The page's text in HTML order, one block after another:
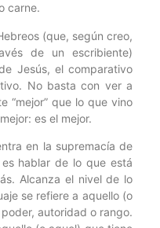
carne.
(que, según creo,
de un escribiente)
Jesús, el comparativo
No basta con ver a
“mejor” que lo que vino
es el mejor.
en la supremacía de
es hablar de lo que está
Alcanza el nivel de lo
se refiere a aquello (o
autoridad o rango.